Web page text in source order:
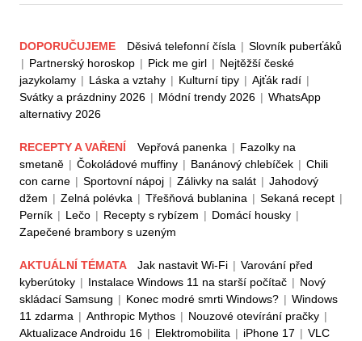
DOPORUČUJEME Děsivá telefonní čísla | Slovník puberťáků
| Partnerský horoskop | Pick me girl | Nejtěžší české
jazykolamy | Láska a vztahy | Kulturní tipy | Ajťák radí |
Svátky a prázdniny 2026 | Módní trendy 2026 | WhatsApp
alternativy 2026
RECEPTY A VAŘENÍ Vepřová panenka | Fazolky na
smetaně | Čokoládové muffiny | Banánový chlebíček | Chili
con carne | Sportovní nápoj | Zálivky na salát | Jahodový
džem | Zelná polévka | Třešňová bublanina | Sekaná recept |
Perník | Lečo | Recepty s rybízem | Domácí housky |
Zapečené brambory s uzeným
AKTUÁLNÍ TÉMATA Jak nastavit Wi-Fi | Varování před
kyberútoky | Instalace Windows 11 na starší počítač | Nový
skládací Samsung | Konec modré smrti Windows? | Windows
11 zdarma | Anthropic Mythos | Nouzové otevírání pračky |
Aktualizace Androidu 16 | Elektromobilita | iPhone 17 | VLC